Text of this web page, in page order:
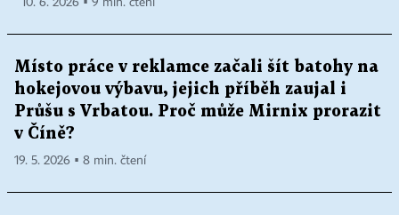
10. 6. 2026 ▪ 9 min. čtení
Místo práce v reklamce začali šít batohy na
hokejovou výbavu, jejich příběh zaujal i
Průšu s Vrbatou. Proč může Mirnix prorazit
v Číně?
19. 5. 2026 ▪ 8 min. čtení